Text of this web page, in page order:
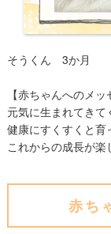
そうくん 3か月
【赤ちゃんへのメッ
元気に生まれてきて
健康にすくすくと育
これからの成長が楽
赤ち